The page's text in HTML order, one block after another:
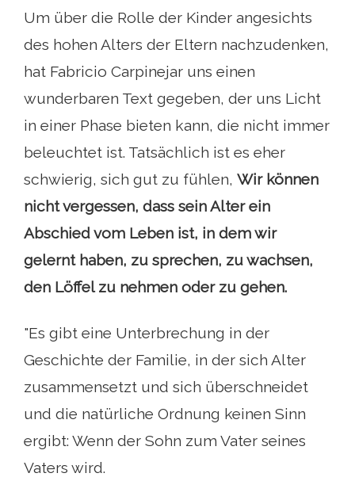
Um über die Rolle der Kinder angesichts
des hohen Alters der Eltern nachzudenken,
hat Fabricio Carpinejar uns einen
wunderbaren Text gegeben, der uns Licht
in einer Phase bieten kann, die nicht immer
beleuchtet ist. Tatsächlich ist es eher
schwierig, sich gut zu fühlen, Wir können
nicht vergessen, dass sein Alter ein
Abschied vom Leben ist, in dem wir
gelernt haben, zu sprechen, zu wachsen,
den Löffel zu nehmen oder zu gehen.
"Es gibt eine Unterbrechung in der
Geschichte der Familie, in der sich Alter
zusammensetzt und sich überschneidet
und die natürliche Ordnung keinen Sinn
ergibt: Wenn der Sohn zum Vater seines
Vaters wird.